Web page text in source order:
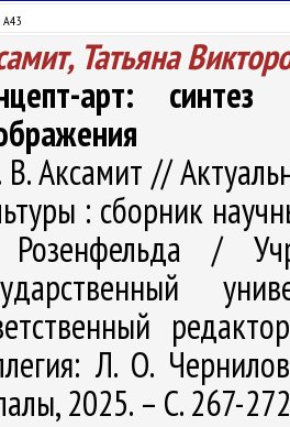
А43
Татьяна
арт:
Аксамит //
: сборник
/
Л. О.
2025. – С. 267-